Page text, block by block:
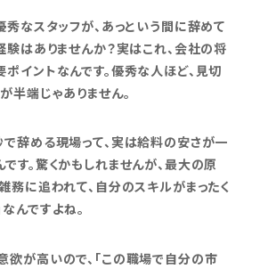
秀なスタッフが、あっという間に辞めて
験はありませんか？実はこれ、会社の将
イントなんです。優秀な人ほど、見切
半端じゃありません。
辞める現場って、実は給料の安さが一
す。驚くかもしれませんが、最大の原
務に追われて、自分のスキルがまったく
んですよね。
が高いので、「この職場で自分の市